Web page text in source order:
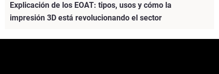
Explicación de los EOAT: tipos, usos y cómo la
impresión 3D está revolucionando el sector